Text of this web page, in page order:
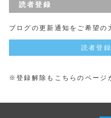
読者登録
ブログの更新通知をご希望の
読者登
※登録解除もこちらのページ